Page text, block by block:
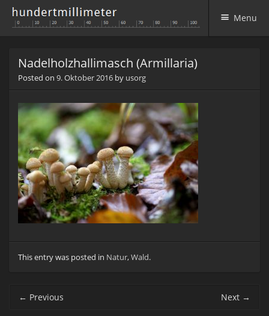
Menu
Nadelholzhallimasch (Armillaria)
Posted on 9. Oktober 2016 by usorg
This entry was posted in Natur,Wald.
Post navigation
← Previous Next →